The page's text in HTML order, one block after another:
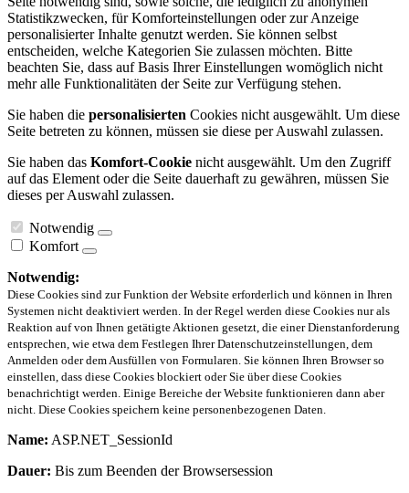
Statistikzwecken, für Komforteinstellungen oder zur Anzeige
personalisierter Inhalte genutzt werden. Sie können selbst
entscheiden, welche Kategorien Sie zulassen möchten. Bitte
beachten Sie, dass auf Basis Ihrer Einstellungen womöglich nicht
mehr alle Funktionalitäten der Seite zur Verfügung stehen.
Sie haben die personalisierten Cookies nicht ausgewählt. Um diese
Seite betreten zu können, müssen sie diese per Auswahl zulassen.
Sie haben das Komfort-Cookie nicht ausgewählt. Um den Zugriff
auf das Element oder die Seite dauerhaft zu gewähren, müssen Sie
dieses per Auswahl zulassen.
Notwendig
Komfort
Notwendig:
Diese Cookies sind zur Funktion der Website erforderlich und können in Ihren
Systemen nicht deaktiviert werden. In der Regel werden diese Cookies nur als
Reaktion auf von Ihnen getätigte Aktionen gesetzt, die einer Dienstanforderung
entsprechen, wie etwa dem Festlegen Ihrer Datenschutzeinstellungen, dem
Anmelden oder dem Ausfüllen von Formularen. Sie können Ihren Browser so
einstellen, dass diese Cookies blockiert oder Sie über diese Cookies
benachrichtigt werden. Einige Bereiche der Website funktionieren dann aber
nicht. Diese Cookies speichern keine personenbezogenen Daten.
Name: ASP.NET_SessionId
Dauer: Bis zum Beenden der Browsersession